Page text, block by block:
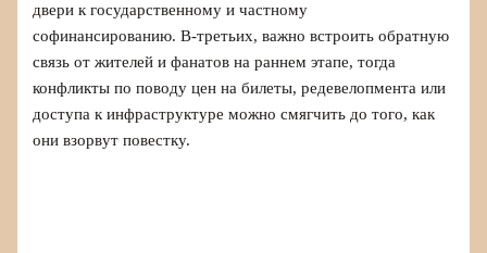
двери к государственному и частному
софинансированию. В-третьих, важно встроить обратную
связь от жителей и фанатов на раннем этапе, тогда
конфликты по поводу цен на билеты, редевелопмента или
доступа к инфраструктуре можно смягчить до того, как
они взорвут повестку.